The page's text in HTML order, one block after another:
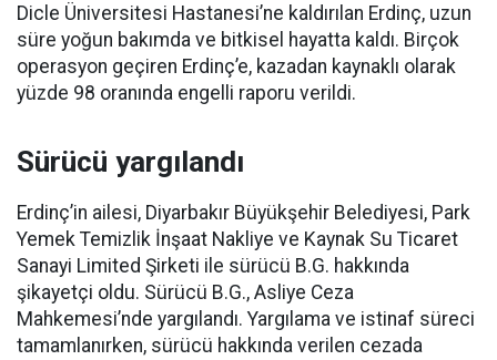
Dicle Üniversitesi Hastanesi’ne kaldırılan Erdinç, uzun
süre yoğun bakımda ve bitkisel hayatta kaldı. Birçok
operasyon geçiren Erdinç’e, kazadan kaynaklı olarak
yüzde 98 oranında engelli raporu verildi.
Sürücü yargılandı
Erdinç’in ailesi, Diyarbakır Büyükşehir Belediyesi, Park
Yemek Temizlik İnşaat Nakliye ve Kaynak Su Ticaret
Sanayi Limited Şirketi ile sürücü B.G. hakkında
şikayetçi oldu. Sürücü B.G., Asliye Ceza
Mahkemesi’nde yargılandı. Yargılama ve istinaf süreci
tamamlanırken, sürücü hakkında verilen cezada